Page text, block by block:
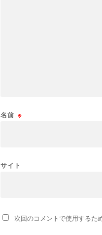
名前 ※
サイト
次回のコメントで使用するた